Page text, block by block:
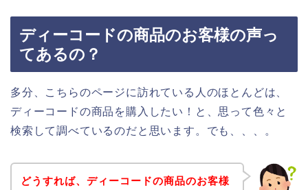
ディーコードの商品のお客様の声っ
てあるの？
多分、こちらのページに訪れている人のほとんどは、
ディーコードの商品を購入したい！と、思って色々と
検索して調べているのだと思います。でも、、、。
どうすれば、ディーコードの商品のお客様